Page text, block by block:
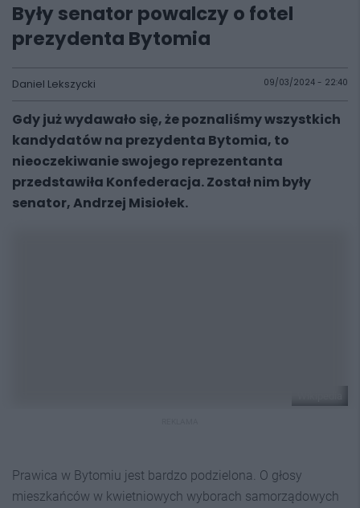
Były senator powalczy o fotel
prezydenta Bytomia
Daniel Lekszycki 09/03/2024 - 22:40
Gdy już wydawało się, że poznaliśmy wszystkich
kandydatów na prezydenta Bytomia, to
nieoczekiwanie swojego reprezentanta
przedstawiła Konfederacja. Został nim były
senator, Andrzej Misiołek.
Prawica w Bytomiu jest bardzo podzielona. O głosy
mieszkańców w kwietniowych wyborach samorządowych